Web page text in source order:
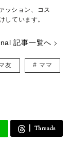
ッション、コス
しています。
記事一覧へ
友 ママ
Threads